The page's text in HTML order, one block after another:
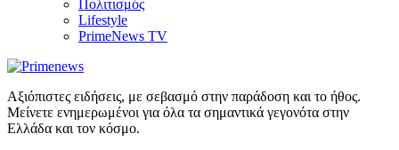
Πολιτισμός
Lifestyle
PrimeNews TV
Αξιόπιστες ειδήσεις, με σεβασμό στην παράδοση και το ήθος.
Μείνετε ενημερωμένοι για όλα τα σημαντικά γεγονότα στην
Ελλάδα και τον κόσμο.